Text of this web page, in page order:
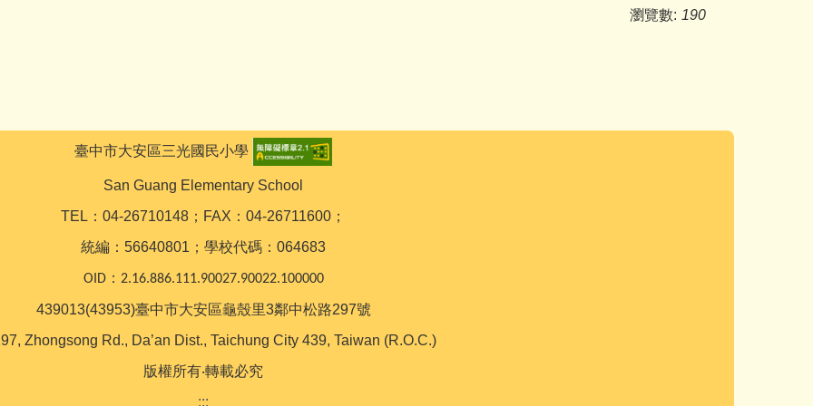
瀏覽數: 190
臺中市大安區三光國民小學
San Guang Elementary School
TEL：04-26710148；FAX：04-26711600；
統編：56640801；學校代碼：064683
OID：2.16.886.111.90027.90022.100000
439013(43953)臺中市大安區龜殼里3鄰中松路297號
Zhongsong Rd., Da’an Dist., Taichung City 439, Taiwan (R.O.C.)
版權所有‧轉載必究
:::